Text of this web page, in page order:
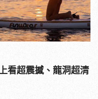
看超震撼、龍洞超清